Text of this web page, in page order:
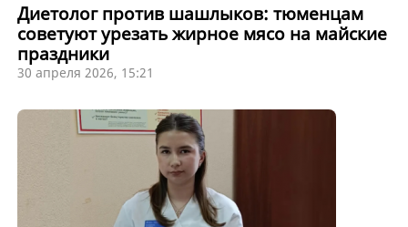
Диетолог против шашлыков: тюменцам
советуют урезать жирное мясо на майские
праздники
30 апреля 2026, 15:21